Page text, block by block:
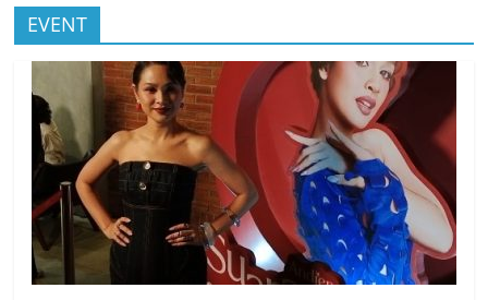
EVENT